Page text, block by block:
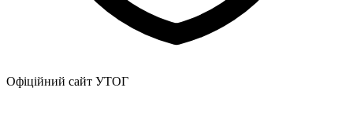
Київ
Київська область
Кіровоградська область
Миколаївська область
Офіційний сайт УТОГ